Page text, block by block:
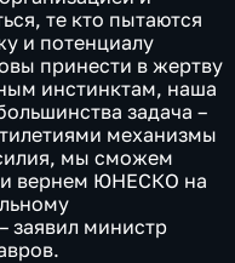
те кто пытаются
и потенциалу
принести в жертву
инстинктам, наша
задача –
механизмы
мы сможем
и вернем ЮНЕСКО на
заявил министр